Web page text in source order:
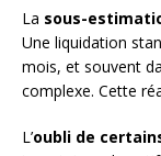
La sous-
Une liquidation
mois, et souvent
complexe. Cette
L’oubli de